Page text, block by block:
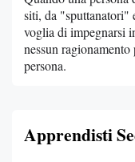
siti, da "sputtanatori"
voglia di impegnarsi
nessun
persona.
Apprendisti